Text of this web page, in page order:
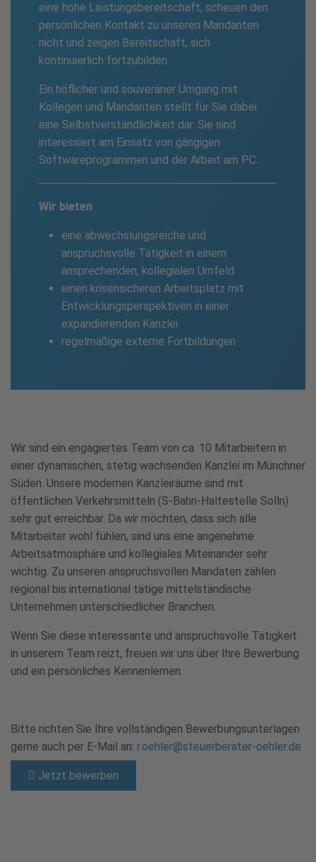
eine hohe Leistungs­bereitschaft, scheuen den
persönlichen Kontakt zu unseren Mandanten
nicht und zeigen Bereitschaft, sich
kontinuierlich fortzubilden.
Ein höflicher und souveräner Umgang mit
Kollegen und Mandanten stellt für Sie dabei
eine Selbst­verständlichkeit dar. Sie sind
interessiert am Einsatz von gängigen
Softwareprogrammen und der Arbeit am PC.
Wir bieten
eine abwechslungsreiche und
anspruchsvolle Tätigkeit in einem
ansprechenden, kollegialen Umfeld
einen krisensicheren Arbeitsplatz mit
Entwicklungsperspektiven in einer
expandierenden Kanzlei
regelmäßige externe Fortbildungen
Wir sind ein engagiertes Team von ca. 10 Mitarbeitern in
einer dynamischen, stetig wachsenden Kanzlei im Münchner
Süden. Unsere modernen Kanzleiräume sind mit
öffentlichen Verkehrsmitteln (S-Bahn-Haltestelle Solln)
sehr gut erreichbar. Da wir möchten, dass sich alle
Mitarbeiter wohl fühlen, sind uns eine angenehme
Arbeitsatmosphäre und kollegiales Miteinander sehr
wichtig. Zu unseren anspruchsvollen Mandaten zählen
regional bis international tätige mittelständische
Unternehmen unterschiedlicher Branchen.
Wenn Sie diese interessante und anspruchsvolle Tätigkeit
in unserem Team reizt, freuen wir uns über Ihre Bewerbung
und ein persönliches Kennenlernen.
Bitte richten Sie Ihre vollständigen Bewerbungsunterlagen
gerne auch per E-Mail an: r.oehler@steuerberater-oehler.de
Jetzt bewerben